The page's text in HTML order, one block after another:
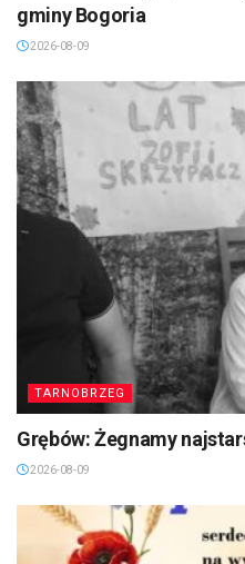
gminy Bogoria
2026-08-09
TARNOBRZEG
Grębów: Żegnamy
2026-08-09